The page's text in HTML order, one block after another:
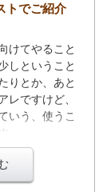
トでご紹介
けてやること
しということ
りとか、あと
レですけど、
いう、使うこ
。
が用意されて